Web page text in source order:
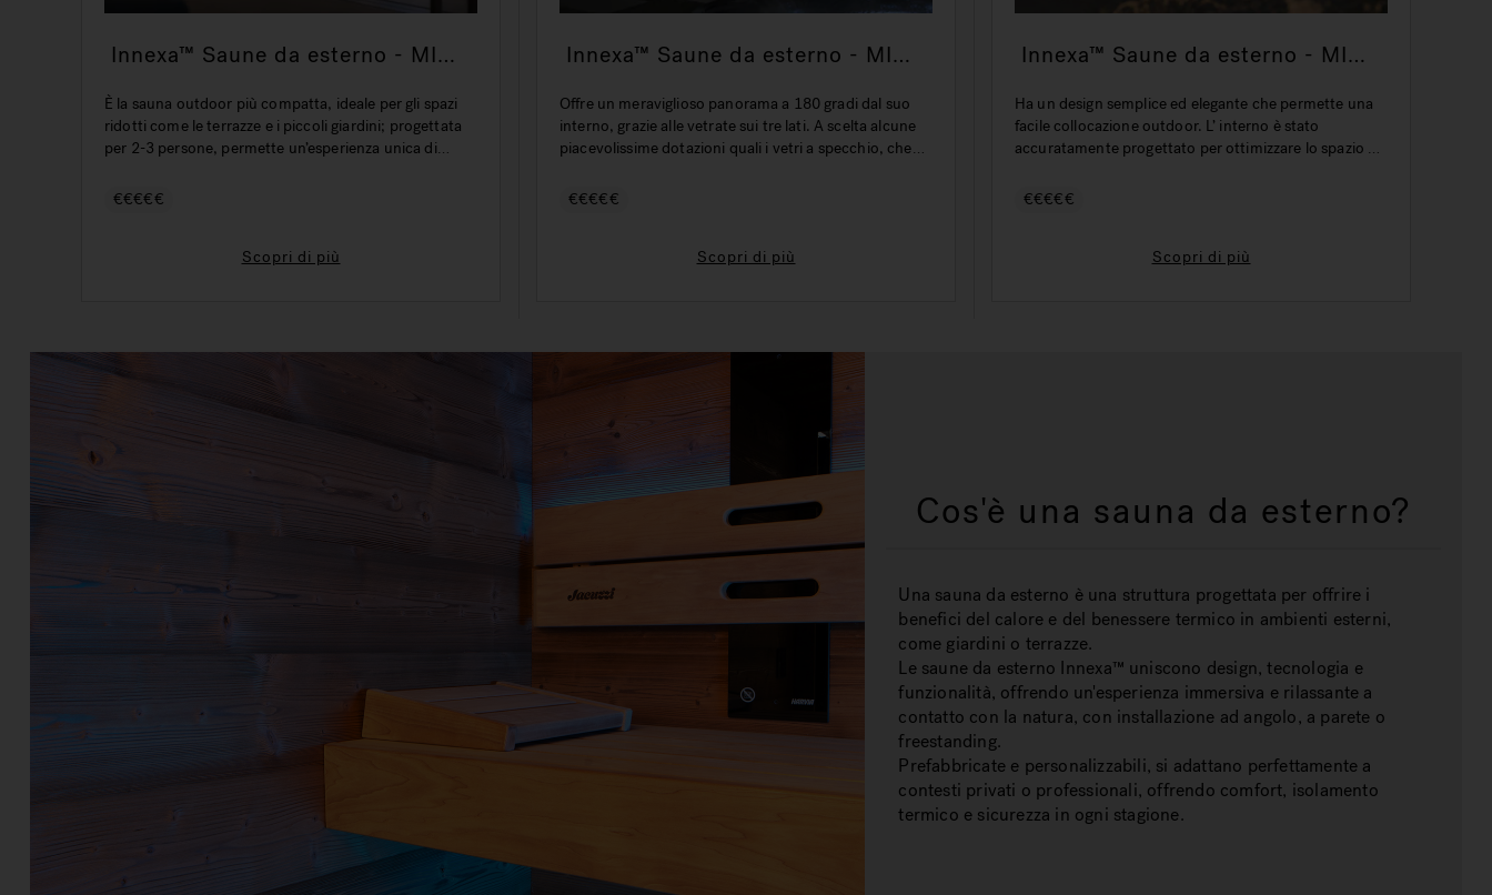
Innexa™ Saune da esterno - MINI
È la sauna outdoor più compatta, ideale per gli spazi
ridotti come le terrazze e i piccoli giardini; progettata
per 2-3 persone, permette un’esperienza unica di
opzioni a disposizione quali le finiture esterne, la
€€€€€
Scopri di più
Innexa™ Saune da esterno - MIDI
Offre un meraviglioso panorama a 180 gradi dal suo
interno, grazie alle vetrate sui tre lati. A scelta alcune
piacevolissime dotazioni quali i vetri a specchio, che
dall’esterno. Quando cala la notte, il tetto vetrato in
€€€€€
Scopri di più
Innexa™ Saune da esterno - MIDI
Ha un design semplice ed elegante che permette una
facile collocazione outdoor. L’ interno è stato
accuratamente progettato per ottimizzare lo spazio e
legno naturale. A scelta, due sedute a infrarossi e i
€€€€€
Scopri di più
Cos'è una sauna da esterno?
Una sauna da esterno è una struttura progettata per offrire i
benefici del calore e del benessere termico in ambienti esterni,
come giardini o terrazze.
Le saune da esterno Innexa™ uniscono design, tecnologia e
funzionalità, offrendo un'esperienza immersiva e rilassante a
contatto con la natura, con installazione ad angolo, a parete o
freestanding.
Prefabbricate e personalizzabili, si adattano perfettamente a
contesti privati o professionali, offrendo comfort, isolamento
termico e sicurezza in ogni stagione.